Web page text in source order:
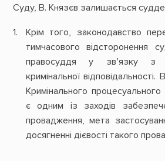
Суду, В. Князєв залишається
Крім того, законодавство
тимчасового відсторонення
правосуддя у зв’язку з
кримінальної відповідальності.
Кримінального
є одним із заходів
провадження, мета
досягненні дієвості такого